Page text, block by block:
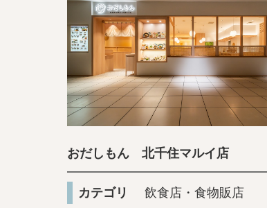
おだしもん 北千住マルイ店
カテゴリ 飲食店・食物販店